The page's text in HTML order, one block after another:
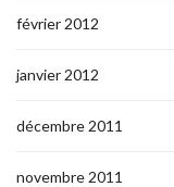
février 2012
janvier 2012
décembre 2011
novembre 2011